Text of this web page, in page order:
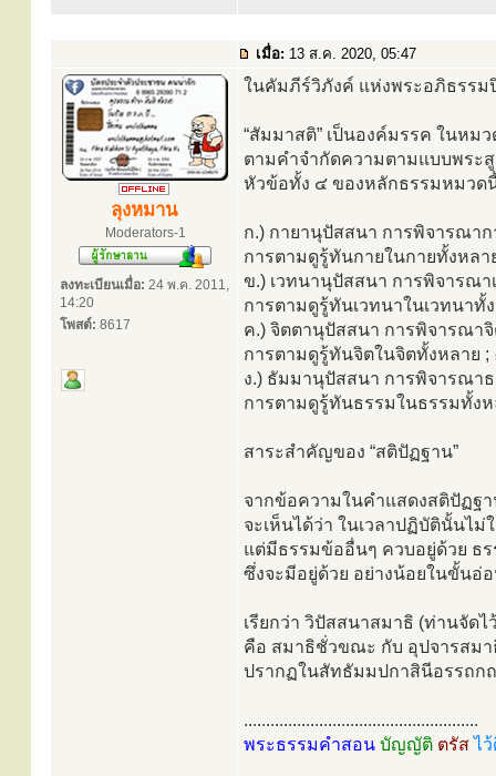
เมื่อ: 13 ส.ค. 2020, 05:47
ลุงหมาน
Moderators-1
ลงทะเบียนเมื่อ: 24 พ.ค. 2011,
14:20
โพสต์: 8617
ในคัมภีร์วิภังค์ แห่งพระอภิธรรม
“สัมมาสติ” เป็นองค์มรรค ในห
ตามคำจำกัดความตามแบบพระ
หัวข้อทั้ง ๔ ของหลักธรรมหมวด
ก.) กายานุปัสสนา การพิจารณาก
การตามดูรู้ทันกายในกายทั้งหลา
ข.) เวทนานุปัสสนา การพิจารณา
การตามดูรู้ทันเวทนาในเวทนาทั้
ค.) จิตตานุปัสสนา การพิจารณา
การตามดูรู้ทันจิตในจิตทั้งหลาย ;
ง.) ธัมมานุปัสสนา การพิจารณา
การตามดูรู้ทันธรรมในธรรมทั้ง
สาระสำคัญของ “สติปัฏฐาน”
จากข้อความในคำแสดงสติปัฏฐ
จะเห็นได้ว่า ในเวลาปฏิบัตินั้นไม่
แต่มีธรรมข้ออื่นๆ ควบอยู่ด้วย ธ
ซึ่งจะมีอยู่ด้วย อย่างน้อยในขั้นอ่
เรียกว่า วิปัสสนาสมาธิ (ท่านจัด
คือ สมาธิชั่วขณะ กับ อุปจารสม
ปรากฏในสัทธัมมปกาสินีอรรถก
.....................................................
พระธรรมคำสอน บัญญัติ ตรัสไ